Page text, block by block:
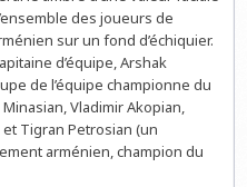
des joueurs de
sur un fond d’échiquier.
d’équipe, Arshak
de l’équipe championne du
Vladimir Akopian,
Tigran Petrosian (un
arménien, champion du